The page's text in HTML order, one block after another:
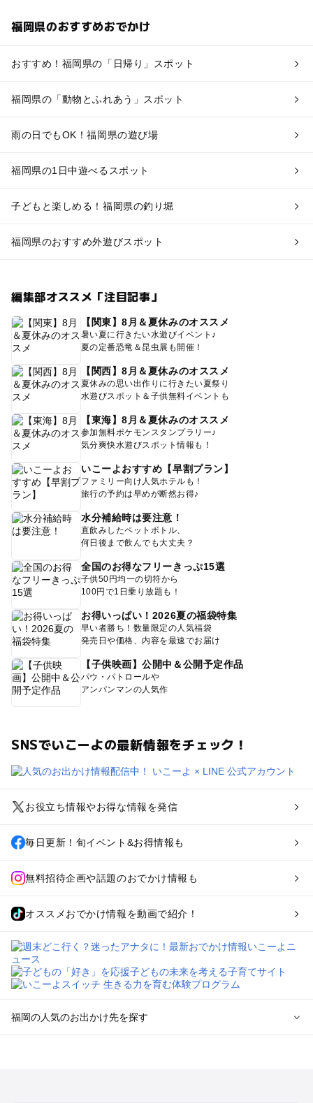
福岡県のおすすめおでかけ
おすすめ！福岡県の「日帰り」スポット
福岡県の「動物とふれあう」スポット
雨の日でもOK！福岡県の遊び場
福岡県の1日中遊べるスポット
子どもと楽しめる！福岡県の釣り堀
福岡県のおすすめ外遊びスポット
編集部オススメ「注目記事」
【関東】8月＆夏休みのオススメ
暑い夏に行きたい水遊びイベント♪
夏の定番恐竜＆昆虫展も開催！
【関西】8月＆夏休みのオススメ
夏休みの思い出作りに行きたい夏祭り
水遊びスポット＆子供無料イベントも
【東海】8月＆夏休みのオススメ
参加無料ポケモンスタンプラリー♪
気分爽快水遊びスポット情報も！
いこーよおすすめ【早割プラン】
ファミリー向け人気ホテルも！
旅行の予約は早めが断然お得♪
水分補給時は要注意！
直飲みしたペットボトル、
何日後まで飲んでも大丈夫？
全国のお得なフリーきっぷ15選
子供50円均一の切符から
100円で1日乗り放題も！
お得いっぱい！2026夏の福袋特集
早い者勝ち！数量限定の人気福袋
発売日や価格、内容を最速でお届け
【子供映画】公開中＆公開予定作品
パウ・パトロールや
アンパンマンの人気作
SNSでいこーよの最新情報をチェック！
お役立ち情報やお得な情報を発信
毎日更新！旬イベント&お得情報も
無料招待企画や話題のおでかけ情報も
オススメおでかけ情報を動画で紹介！
福岡の人気のお出かけ先を探す